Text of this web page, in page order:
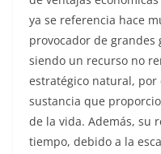
ya se referencia hace
provocador de grandes
siendo un recurso no
estratégico natural, por
sustancia que
de la vida. Además, su
tiempo, debido a la